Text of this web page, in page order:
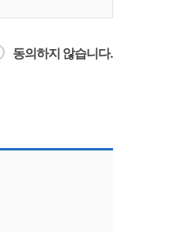
동의하지 않습니다.